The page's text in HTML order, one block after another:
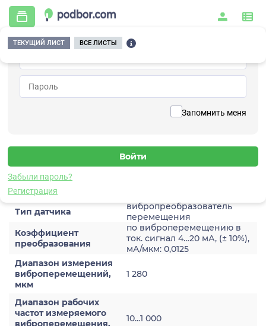
Запомнить меня
Забыли пароль?
Регистрация
ТЕКУЩИЙ ЛИСТ ВСЕ ЛИСТЫ
Главная / Контрольно-измерительные приборы и автоматика / Датчики /
Виброперемещения / 3A205HA-1280
Датчик виброперемещения
Характеристики
Тип датчика
вибропреобразователь
перемещения
Коэффициент
преобразования
по виброперемещению в
ток. сигнал 4…20 мА, (± 10%),
мА/мкм: 0,0125
Диапазон измерения
виброперемещений,
мкм
1 280
Диапазон рабочих
частот измеряемого
виброперемещения,
10...1 000